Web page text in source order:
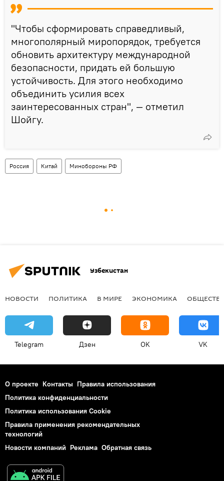
"Чтобы сформировать справедливый,
многополярный миропорядок, требуется
обновить архитектуру международной
безопасности, придать ей большую
устойчивость. Для этого необходимо
объединить усилия всех
заинтересованных стран", — отметил
Шойгу.
Россия Китай Минобороны РФ
Узбекистан
НОВОСТИ ПОЛИТИКА В МИРЕ ЭКОНОМИКА
Telegram Дзен OK VK
О проекте Контакты Правила использования
Политика конфиденциальности
Политика использования Cookie
Правила применения рекомендательных
технологий
Новости компаний Реклама Обратная связь